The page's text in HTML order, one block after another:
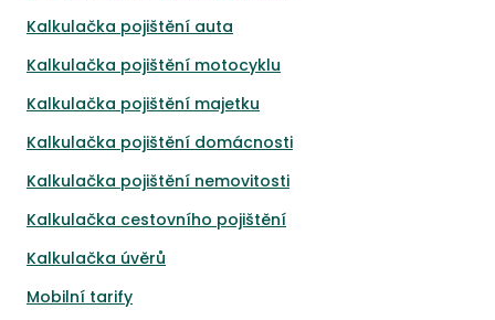
Kalkulačka pojištění auta
Kalkulačka pojištění motocyklu
Kalkulačka pojištění majetku
Kalkulačka pojištění domácnosti
Kalkulačka pojištění nemovitosti
Kalkulačka cestovního pojištění
Kalkulačka úvěrů
Mobilní tarify